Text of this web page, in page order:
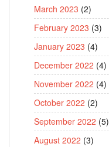
March 2023 (2)
February 2023 (3)
January 2023 (4)
December 2022 (4)
November 2022 (4)
October 2022 (2)
September 2022 (5)
August 2022 (3)